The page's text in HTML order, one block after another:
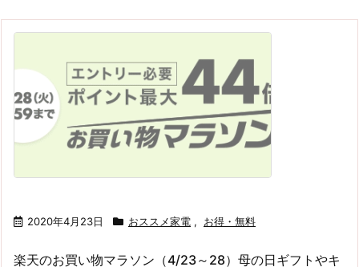
2020年4月23日 おススメ家電 , お得・無料
楽天のお買い物マラソン（4/23～28）母の日ギフトやキ